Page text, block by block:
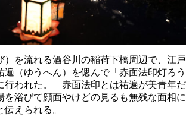
を流れる酒谷川の稲荷下橋周辺で、江戸
遍（ゆうへん）を偲んで「赤面法印灯ろう
行われた。 赤面法印とは祐遍が美青年だ
を浴びて顔面やけどの見るも無残な面相に
伝えられる。